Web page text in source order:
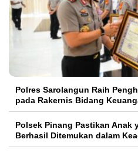
Polres Sarolangun Raih
pada Rakernis Bidang
Polsek Pinang Pastikan Anak
Berhasil Ditemukan dalam